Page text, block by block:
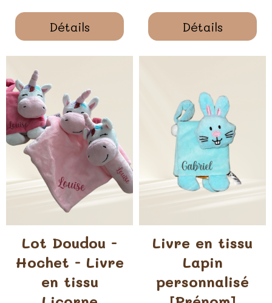
Détails Détails
Lot Doudou -
Hochet - Livre
en tissu
Livre en tissu
Lapin
personnalisé